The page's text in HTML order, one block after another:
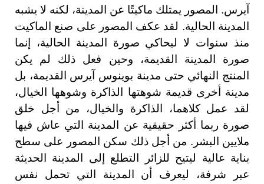
آيرس. المصور يمتلك ماكيتًا عن المدينة، لكنه لا يشبه
المدينة الحالية. لقد عكف المصور على صنع الماكيت
منذ سنوات لا ليحاكي صورة المدينة الحالية، إنما
صورة المدينة القديمة، وحين فعل ذلك لم يكن
المنتج النهائي حتى مدينة بوينوس آيرس القديمة، بل
مدينة أخرى قديمة شوهتها الذاكرة وشوهها الخيال،
لقد عمل كلاهما، الذاكرة والخيال، من أجل خلق
صورة ربما أكثر حقيقية عن المدينة التي عاش فيها
ملايين البشر. من أجل ذلك سكن المصور على سطح
بناية عالية ليتيح للزائر التطلع إلى المدينة الحديثة
عبر شرفة، ليعرف أن المدينة التي تحمل نفس